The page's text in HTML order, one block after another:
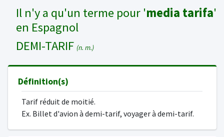
Il n'y a qu'un terme pour 'media tarifa'
en Espagnol
DEMI-TARIF (n. m.)
Définition(s)
Tarif réduit de moitié.
Ex. Billet d'avion à demi-tarif, voyager à demi-tarif.